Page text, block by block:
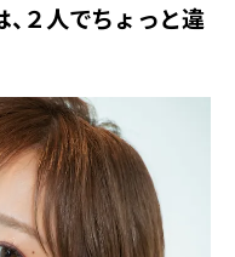
、２人でちょっと違